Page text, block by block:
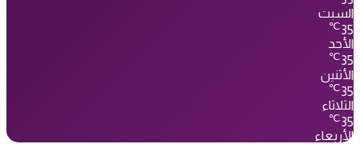
السبت
35
℃
الأحد
35
℃
الأثنين
35
℃
الثلاثاء
35
℃
الأربعاء